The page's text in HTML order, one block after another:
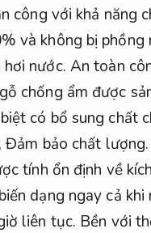
công với khả năng
và không bị phồng
nước. An toàn
chống ẩm được
có bổ sung chất
Đảm bảo chất lượng.
tính ổn định về
dạng ngay cả
liên tục. Bền với